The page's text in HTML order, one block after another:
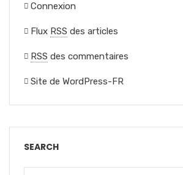
Connexion
Flux RSS des articles
RSS des commentaires
Site de WordPress-FR
SEARCH